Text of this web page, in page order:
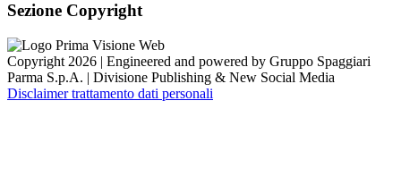
Sezione Copyright
Copyright 2026 | Engineered and powered by Gruppo Spaggiari
Parma S.p.A. | Divisione Publishing & New Social Media
Disclaimer trattamento dati personali